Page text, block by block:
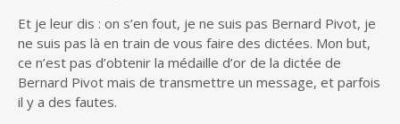
Et je leur dis : on s’en fout, je ne suis pas Bernard Pivot, je
ne suis pas là en train de vous faire des dictées. Mon but,
ce n’est pas d’obtenir la médaille d’or de la dictée de
Bernard Pivot mais de transmettre un message, et parfois
il y a des fautes.